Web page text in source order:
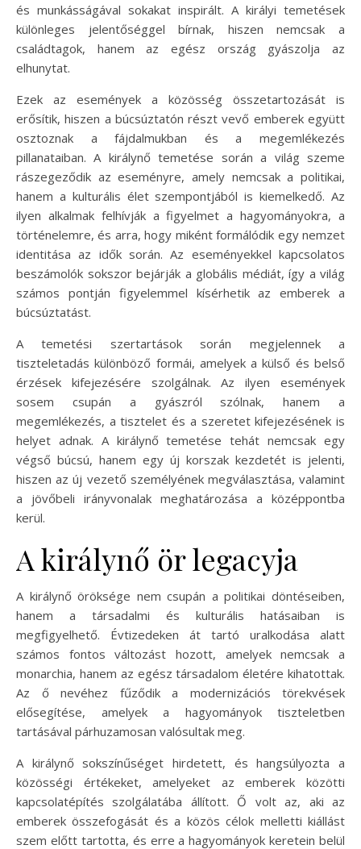
és munkásságával sokakat inspirált. A királyi temetések
különleges jelentőséggel bírnak, hiszen nemcsak a
családtagok, hanem az egész ország gyászolja az
elhunytat.
Ezek az események a közösség összetartozását is
erősítik, hiszen a búcsúztatón részt vevő emberek együtt
osztoznak a fájdalmukban és a megemlékezés
pillanataiban. A királynő temetése során a világ szeme
rászegeződik az eseményre, amely nemcsak a politikai,
hanem a kulturális élet szempontjából is kiemelkedő. Az
ilyen alkalmak felhívják a figyelmet a hagyományokra, a
történelemre, és arra, hogy miként formálódik egy nemzet
identitása az idők során. Az eseményekkel kapcsolatos
beszámolók sokszor bejárják a globális médiát, így a világ
számos pontján figyelemmel kísérhetik az emberek a
búcsúztatást.
A temetési szertartások során megjelennek a
tiszteletadás különböző formái, amelyek a külső és belső
érzések kifejezésére szolgálnak. Az ilyen események
sosem csupán a gyászról szólnak, hanem a
megemlékezés, a tisztelet és a szeretet kifejezésének is
helyet adnak. A királynő temetése tehát nemcsak egy
végső búcsú, hanem egy új korszak kezdetét is jelenti,
hiszen az új vezető személyének megválasztása, valamint
a jövőbeli irányvonalak meghatározása a középpontba
kerül.
A királynő ör legacyja
A királynő öröksége nem csupán a politikai döntéseiben,
hanem a társadalmi és kulturális hatásaiban is
megfigyelhető. Évtizedeken át tartó uralkodása alatt
számos fontos változást hozott, amelyek nemcsak a
monarchia, hanem az egész társadalom életére kihatottak.
Az ő nevéhez fűződik a modernizációs törekvések
elősegítése, amelyek a hagyományok tiszteletben
tartásával párhuzamosan valósultak meg.
A királynő sokszínűséget hirdetett, és hangsúlyozta a
közösségi értékeket, amelyeket az emberek közötti
kapcsolatépítés szolgálatába állított. Ő volt az, aki az
emberek összefogását és a közös célok melletti kiállást
szem előtt tartotta, és erre a hagyományok keretein belül